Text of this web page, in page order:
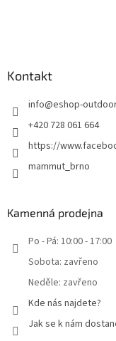
Kontakt
info@eshop-
+420 728 061 664
https://
mammut_brno
Kamenná prodejna
Po - Pá: 10:00 - 17:00
Sobota: zavřeno
Neděle: zavřeno
Kde nás najdete?
Jak se k nám